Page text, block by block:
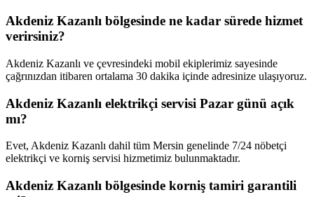
Akdeniz Kazanlı bölgesinde ne kadar sürede hizmet
verirsiniz?
Akdeniz Kazanlı ve çevresindeki mobil ekiplerimiz sayesinde
çağrınızdan itibaren ortalama 30 dakika içinde adresinize ulaşıyoruz.
Akdeniz Kazanlı elektrikçi servisi Pazar günü açık
mı?
Evet, Akdeniz Kazanlı dahil tüm Mersin genelinde 7/24 nöbetçi
elektrikçi ve korniş servisi hizmetimiz bulunmaktadır.
Akdeniz Kazanlı bölgesinde korniş tamiri garantili